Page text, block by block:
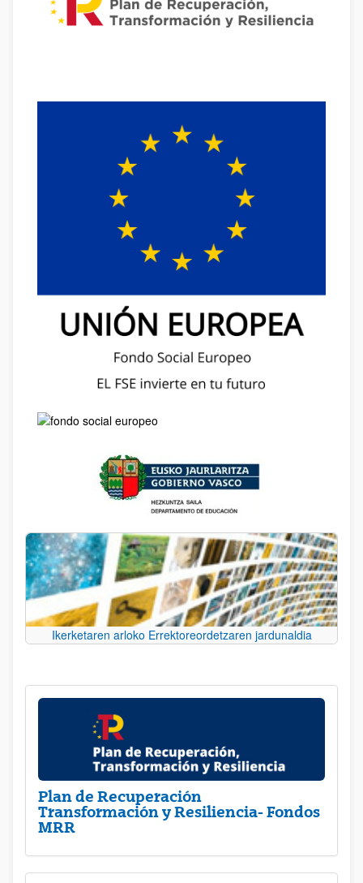
Ikerketaren arloko Errektoreordetzaren jardunaldia
Plan de Recuperación
Transformación y Resiliencia- Fondos
MRR